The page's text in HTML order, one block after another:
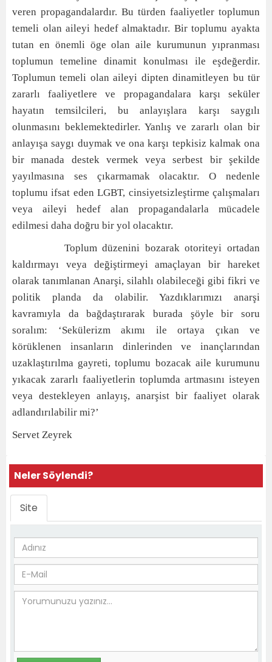
veren propagandalardır. Bu türden faaliyetler toplumun
temeli olan aileyi hedef almaktadır. Bir toplumu ayakta
tutan en önemli öge olan aile kurumunun yıpranması
toplumun temeline dinamit konulması ile eşdeğerdir.
Toplumun temeli olan aileyi dipten dinamitleyen bu tür
zararlı faaliyetlere ve propagandalara karşı seküler
hayatın temsilcileri, bu anlayışlara karşı saygılı
olunmasını beklemektedirler. Yanlış ve zararlı olan bir
anlayışa saygı duymak ve ona karşı tepkisiz kalmak ona
bir manada destek vermek veya serbest bir şekilde
yayılmasına ses çıkarmamak olacaktır. O nedenle
toplumu ifsat eden LGBT, cinsiyetsizleştirme çalışmaları
veya aileyi hedef alan propagandalarla mücadele
edilmesi daha doğru bir yol olacaktır.
Toplum düzenini bozarak otoriteyi ortadan
kaldırmayı veya değiştirmeyi amaçlayan bir hareket
olarak tanımlanan Anarşi, silahlı olabileceği gibi fikri ve
politik planda da olabilir. Yazdıklarımızı anarşi
kavramıyla da bağdaştırarak burada şöyle bir soru
soralım: ‘Sekülerizm akımı ile ortaya çıkan ve
körüklenen insanların dinlerinden ve inançlarından
uzaklaştırılma gayreti, toplumu bozacak aile kurumunu
yıkacak zararlı faaliyetlerin toplumda artmasını isteyen
veya destekleyen anlayış, anarşist bir faaliyet olarak
adlandırılabilir mi?’
Servet Zeyrek
Neler Söylendi?
Site